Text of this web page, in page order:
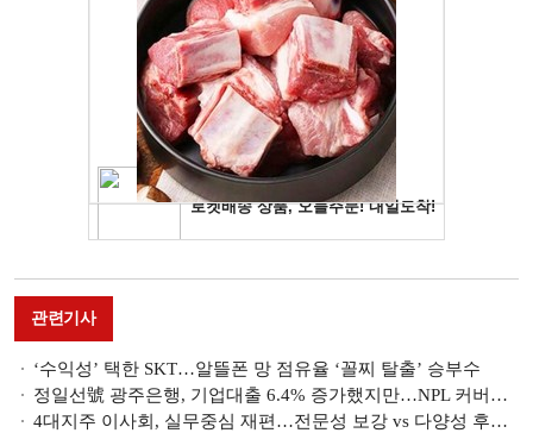
관련기사
‘수익성’ 택한 SKT…알뜰폰 망 점유율 ‘꼴찌 탈출’ 승부수
정일선號 광주은행, 기업대출 6.4% 증가했지만…NPL 커버리지 100%선 깨져 [금융사 2026 1분기 실적]
4대지주 이사회, 실무중심 재편…전문성 보강 vs 다양성 후퇴 평가 갈려 [2026 사외이사 줌人]